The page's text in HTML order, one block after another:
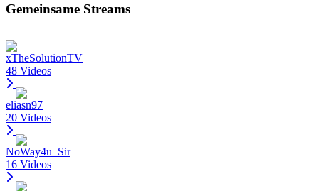
Gemeinsame Streams
xTheSolutionTV
48 Videos
eliasn97
20 Videos
NoWay4u_Sir
16 Videos